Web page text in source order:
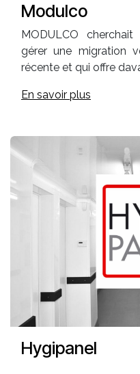
Modulco
MODULCO
gérer une migration
récente et qui offre
En savoir plus
Hygipanel